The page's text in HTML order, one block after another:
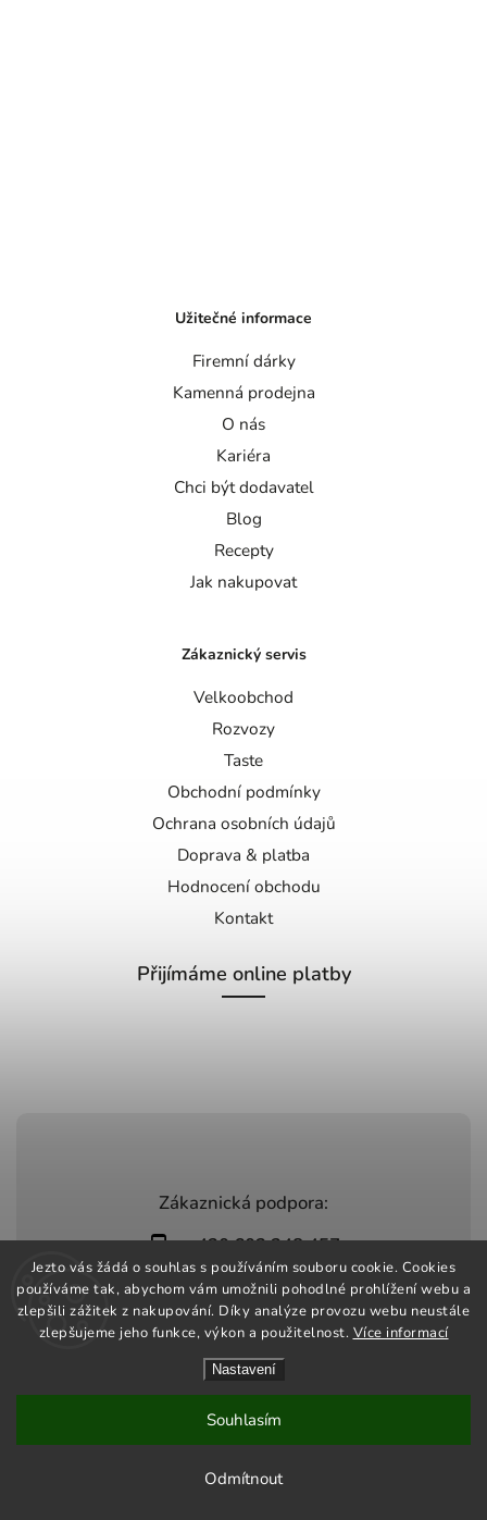
Jezto vás žádá o souhlas s používáním souboru cookie. Cookies
používáme tak, abychom vám umožnili pohodlné prohlížení webu a
zlepšili zážitek z nakupování. Díky analýze provozu webu neustále
zlepšujeme jeho funkce, výkon a použitelnost. Více informací
Nastavení
Odmítnout
Souhlasím
Zákaznická podpora:
+420 603 248 457
info@jeztomarket.cz
Užitečné informace
Firemní dárky
Kamenná prodejna
O nás
Kariéra
Chci být dodavatel
Blog
Recepty
Jak nakupovat
Zákaznický servis
Velkoobchod
Rozvozy
Taste
Obchodní podmínky
Ochrana osobních údajů
Doprava & platba
Hodnocení obchodu
Kontakt
Přijímáme online platby
Shoptet | Design